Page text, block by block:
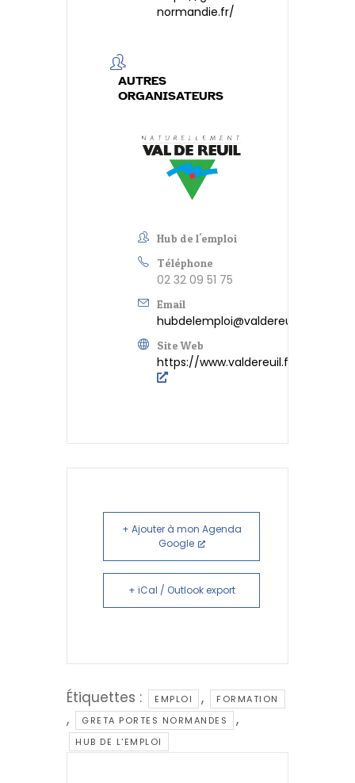
normandie.fr/
AUTRES
ORGANISATEURS
Hub de l'emploi
Téléphone
02 32 09 51 75
Email
hubdelemploi@valdereuil.fr
Site Web
https://www.valdereuil.fr/lemploi
+ Ajouter à mon Agenda
Google
+ iCal / Outlook export
Étiquettes : EMPLOI , FORMATION
, GRETA PORTES NORMANDES ,
HUB DE L'EMPLOI